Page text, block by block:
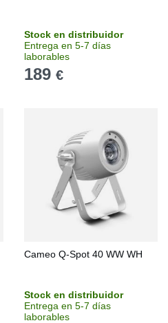
Stock en distribuidor
Entrega en 5-7 días
laborables
189 €
Cameo Q-Spot 40 WW WH
Stock en distribuidor
Entrega en 5-7 días
laborables